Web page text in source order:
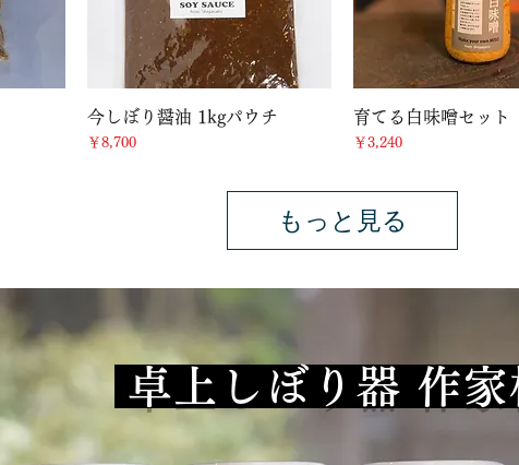
クイックビュー
今しぼり醤油 1kgパウチ
価格
￥8,700
クイックビュ
育てる白味噌セット
価格
￥3,240
もっと見る
卓上しぼり器 作家